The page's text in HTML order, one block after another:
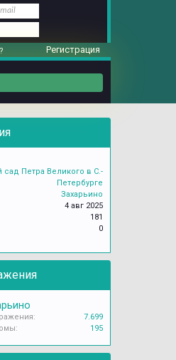
сад Петра Великого в С.-
Петербурге
Захарьино
4 авг 2025
181
0
7.699
195
Регистрация